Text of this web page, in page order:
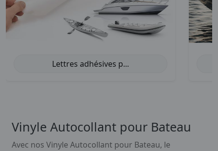
Lettres adhésives p...
Vinyle Autocollant pour Bateau
Avec nos Vinyle Autocollant pour Bateau, le